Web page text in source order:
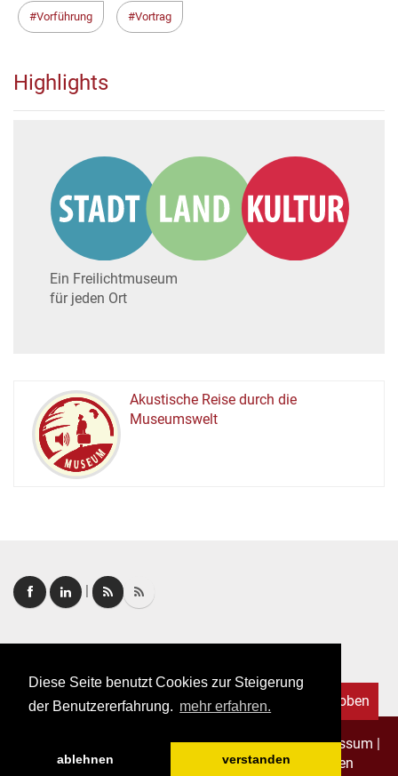
Diese Seite benutzt Cookies zur Steigerung
der Benutzererfahrung. mehr erfahren.
ablehnen verstanden
Vorführung Vortrag
Highlights
Ein Freilichtmuseum
für jeden Ort
MUSEUM
Akustische Reise durch die
Museumswelt
Copyright © 2026. Alle Rechte vorbehalten.–Impressum |
Datenschutz
Allgemeine Geschäftsbedingungen
Nach oben